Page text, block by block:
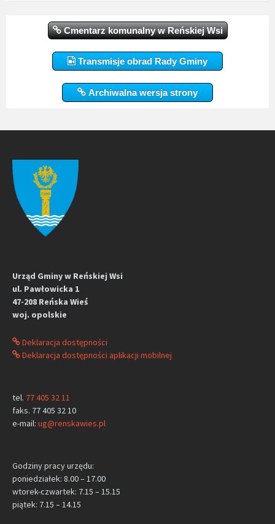
Cmentarz komunalny w Reńskiej Wsi
Transmisje obrad Rady Gminy
Archiwalna wersja strony
Urząd Gminy w Reńskiej Wsi
ul. Pawłowicka 1
47-208 Reńska Wieś
woj. opolskie
Deklaracja dostępności
Deklaracja dostępności aplikacji mobilnej
tel. 77 405 32 11
faks. 77 405 32 10
e-mail: ug@renskawies.pl
Godziny pracy urzędu:
poniedziałek: 8.00 – 17.00
wtorek-czwartek: 7.15 – 15.15
piątek: 7.15 – 14.15